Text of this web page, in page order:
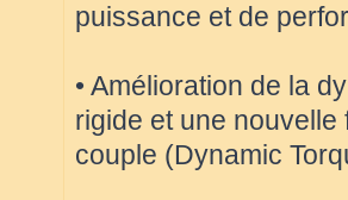
puissance et de
• Amélioration de la
rigide et une
couple (Dynamic